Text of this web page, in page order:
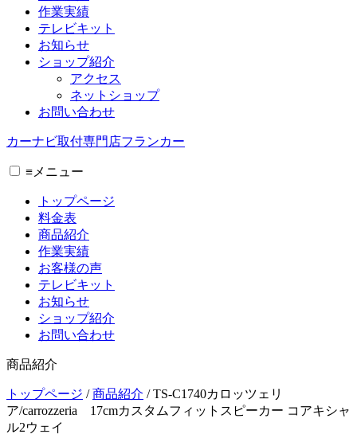
作業実績
テレビキット
お知らせ
ショップ紹介
アクセス
ネットショップ
お問い合わせ
カーナビ取付専⾨店フランカー
≡ メニュー
トップページ
料金表
商品紹介
作業実績
お客様の声
テレビキット
お知らせ
ショップ紹介
お問い合わせ
商品紹介
トップページ /商品紹介 /TS-C1740カロッツェリ
ア/carrozzeria 17cmカスタムフィットスピーカー コアキシャ
ル2ウェイ